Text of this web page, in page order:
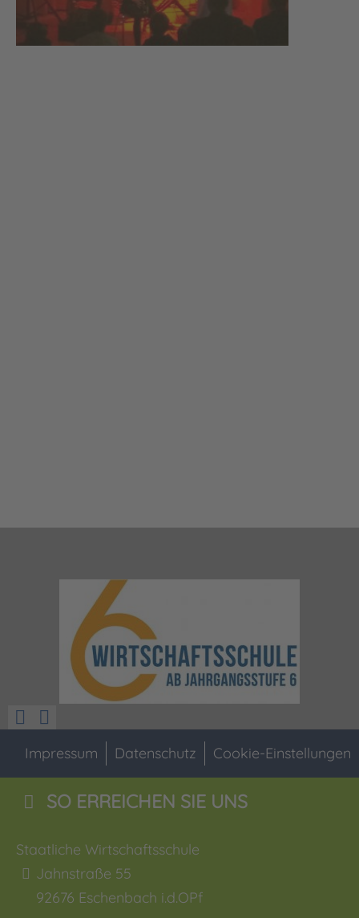
Impressum Datenschutz Cookie-Einstellungen
SO ERREICHEN SIE UNS
Staatliche Wirtschaftsschule
Jahnstraße 55
92676 Eschenbach i.d.OPf